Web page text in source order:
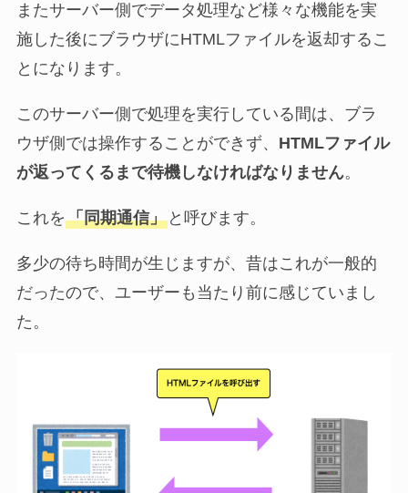
またサーバー側でデータ処理など様々な機能を実
施した後にブラウザにHTMLファイルを返却するこ
とになります。
このサーバー側で処理を実行している間は、ブラ
ウザ側では操作することができず、 HTMLファイル
が返ってくるまで待機しなければなりません。
これを「同期通信」と呼びます。
多少の待ち時間が生じますが、昔はこれが一般的
だったので、ユーザーも当たり前に感じていまし
た。